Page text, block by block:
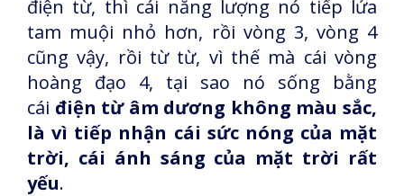
điện từ, thì cái năng lượng nó tiếp lửa
tam muội nhỏ hơn, rồi vòng 3, vòng 4
cũng vậy, rồi từ từ, vì thế mà cái vòng
hoàng đạo 4, tại sao nó sống bằng
cái điện từ âm dương không màu sắc,
là vì tiếp nhận cái sức nóng của mặt
trời, cái ánh sáng của mặt trời rất
yếu.